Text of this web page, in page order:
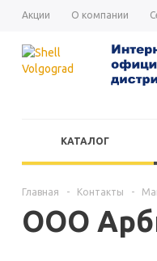
Акции О компании
КАТАЛОГ
Главная - Контакты -
ООО